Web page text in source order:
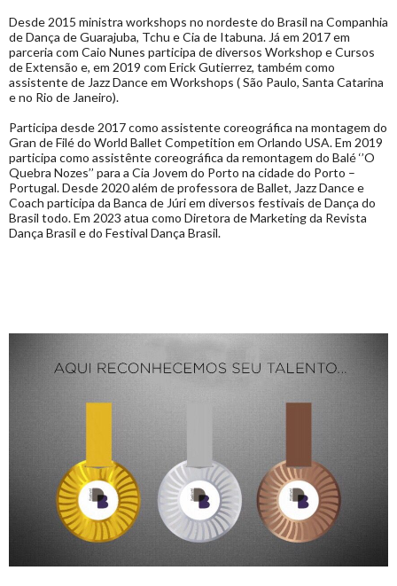
Desde 2015 ministra workshops no nordeste do Brasil na Companhia
de Dança de Guarajuba, Tchu e Cia de Itabuna. Já em 2017 em
parceria com Caio Nunes participa de diversos Workshop e Cursos
de Extensão e, em 2019 com Erick Gutierrez, também como
assistente de Jazz Dance em Workshops ( São Paulo, Santa Catarina
e no Rio de Janeiro).
Participa desde 2017 como assistente coreográfica na montagem do
Gran de Filé do World Ballet Competition em Orlando USA. Em 2019
participa como assistênte coreográfica da remontagem do Balé ‘’O
Quebra Nozes’’ para a Cia Jovem do Porto na cidade do Porto –
Portugal. Desde 2020 além de professora de Ballet, Jazz Dance e
Coach participa da Banca de Júri em diversos festivais de Dança do
Brasil todo. Em 2023 atua como Diretora de Marketing da Revista
Dança Brasil e do Festival Dança Brasil.